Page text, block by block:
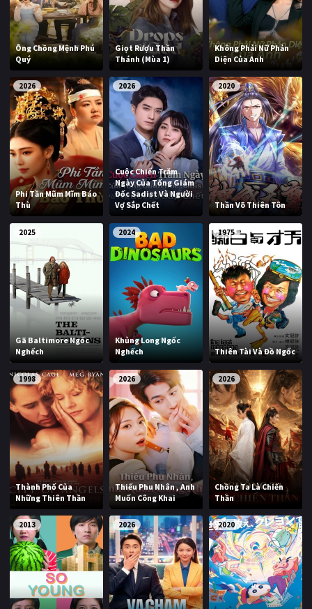
Ông Chồng Mệnh Phú
Quý
Giọt Rượu Thần
Thánh (Mùa 1)
Không Phải Nữ Phản
Diện Của Anh
2026
Phi Tần Mũm Mĩm Báo
Thù
2026
Cuộc Chiến Trăm
Ngày Của Tổng Giám
Đốc Sadist Và Người
Vợ Sắp Chết
2020
Thần Võ Thiên Tôn
2025
Gã Baltimore Ngốc
Nghếch
2024
Khủng Long Ngốc
Nghếch
1975
Thiên Tài Và Đồ Ngốc
1998
Thành Phố Của
Những Thiên Thần
2026
Thiếu Phu Nhân , Anh
Muốn Công Khai
2026
Chồng Ta Là Chiến
Thần
2013 2026 2020